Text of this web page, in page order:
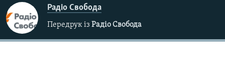
Радіо Свобода
Передрук із Радіо Свобода